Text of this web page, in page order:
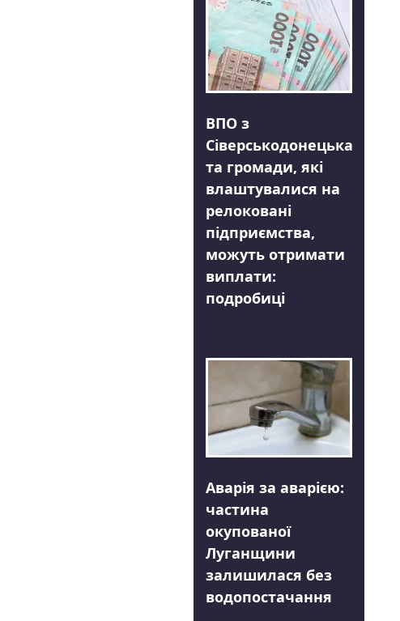
ВПО з
Сіверськодонецька
та громади, які
влаштувалися на
релоковані
підприємства,
можуть отримати
виплати:
подробиці
Аварія за аварією:
частина
окупованої
Луганщини
залишилася без
водопостачання